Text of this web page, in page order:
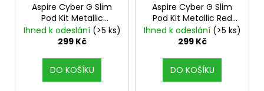
Aspire Cyber G Slim
Pod Kit Metallic
Champagne
Elektronická cigareta
Ihned k odeslání (>5 ks)
299 Kč
DO KOŠÍKU
Aspire Cyber G Slim
Pod Kit Metallic Red
Elektronická cigareta
Ihned k odeslání (>5 ks)
299 Kč
DO KOŠÍKU